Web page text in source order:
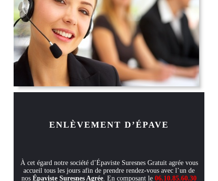
ENLÈVEMENT D’ÉPAVE
À cet égard notre société d’Épaviste Suresnes Gratuit agrée vous
accueil tous les jours afin de prendre rendez-vous avec l’un de
nos Épaviste Suresnes Agrée. En composant le 06.10.85.60.30